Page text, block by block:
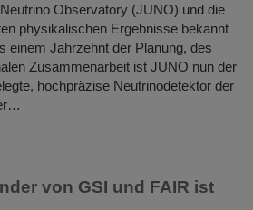
Observatory (JUNO) und die
physikalischen Ergebnisse bekannt
einem Jahrzehnt der Planung, des
Zusammenarbeit ist JUNO nun der
hochpräzise Neutrinodetektor der
von GSI und FAIR ist